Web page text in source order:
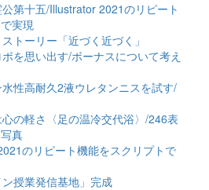
第十五/Illustrator 2021のリピート
実現
トーリー「近づく近づく」
を思い出す/ボーナスについて考え
性高耐久2液ウレタンニスを試す/
の軽さ〈足の温冷交代浴〉/246表
真
のリピート機能をスクリプトで
授業発信基地」完成